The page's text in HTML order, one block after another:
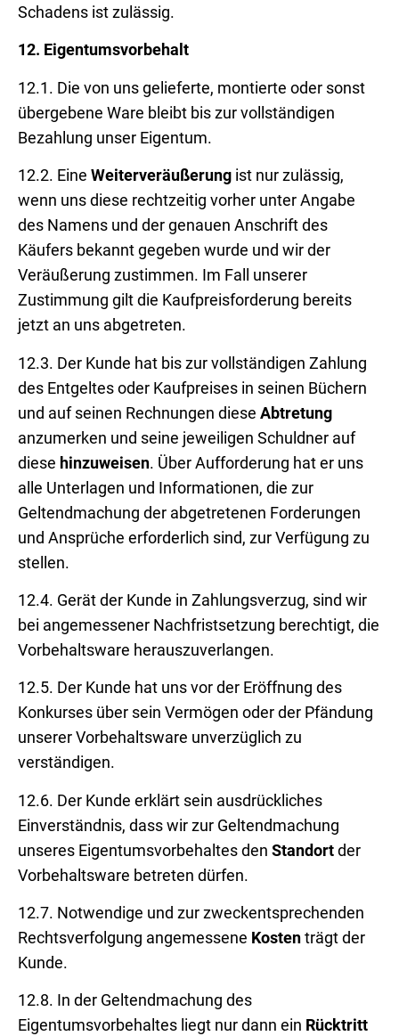
Schadens ist zulässig.
12. Eigentumsvorbehalt
12.1. Die von uns gelieferte, montierte oder sonst
übergebene Ware bleibt bis zur vollständigen
Bezahlung unser Eigentum.
12.2. Eine Weiterveräußerung ist nur zulässig,
wenn uns diese rechtzeitig vorher unter Angabe
des Namens und der genauen Anschrift des
Käufers bekannt gegeben wurde und wir der
Veräußerung zustimmen. Im Fall unserer
Zustimmung gilt die Kaufpreisforderung bereits
jetzt an uns abgetreten.
12.3. Der Kunde hat bis zur vollständigen Zahlung
des Entgeltes oder Kaufpreises in seinen Büchern
und auf seinen Rechnungen diese Abtretung
anzumerken und seine jeweiligen Schuldner auf
diese hinzuweisen. Über Aufforderung hat er uns
alle Unterlagen und Informationen, die zur
Geltendmachung der abgetretenen Forderungen
und Ansprüche erforderlich sind, zur Verfügung zu
stellen.
12.4. Gerät der Kunde in Zahlungsverzug, sind wir
bei angemessener Nachfristsetzung berechtigt, die
Vorbehaltsware herauszuverlangen.
12.5. Der Kunde hat uns vor der Eröffnung des
Konkurses über sein Vermögen oder der Pfändung
unserer Vorbehaltsware unverzüglich zu
verständigen.
12.6. Der Kunde erklärt sein ausdrückliches
Einverständnis, dass wir zur Geltendmachung
unseres Eigentumsvorbehaltes den Standort der
Vorbehaltsware betreten dürfen.
12.7. Notwendige und zur zweckentsprechenden
Rechtsverfolgung angemessene Kosten trägt der
Kunde.
12.8. In der Geltendmachung des
Eigentumsvorbehaltes liegt nur dann ein Rücktritt